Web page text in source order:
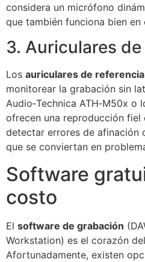
considera un micrófono
que también funciona bien
3. Auriculares
Los auriculares de referencia
monitorear la grabación sin
Audio‑Technica ATH‑M50x o
ofrecen una reproducción
detectar errores de afinación
que se conviertan en
Software
costo
El software de grabación
Workstation) es el corazón
Afortunadamente, existen